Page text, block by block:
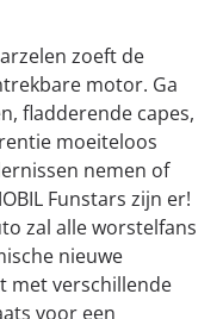
zoeft de
motor. Ga
fladderende capes,
moeiteloos
nemen of
Funstars zijn er!
zal alle worstelfans
nieuwe
met verschillende
voor een